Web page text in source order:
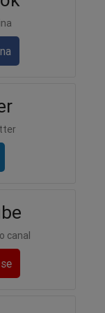
canal